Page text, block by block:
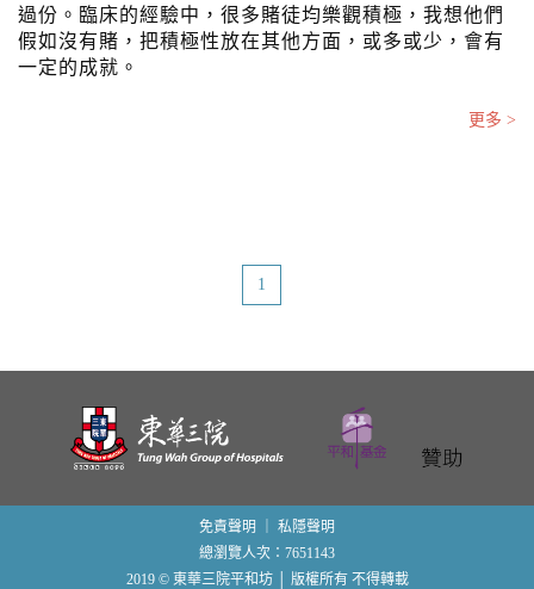
過份。臨床的經驗中，很多賭徒均樂觀積極，我想他們
假如沒有賭，把積極性放在其他方面，或多或少，會有
一定的成就。
更多 >
1
免責聲明
私隱聲明
總瀏覽人次：7651143
2019 © 東華三院平和坊 │ 版權所有 不得轉載